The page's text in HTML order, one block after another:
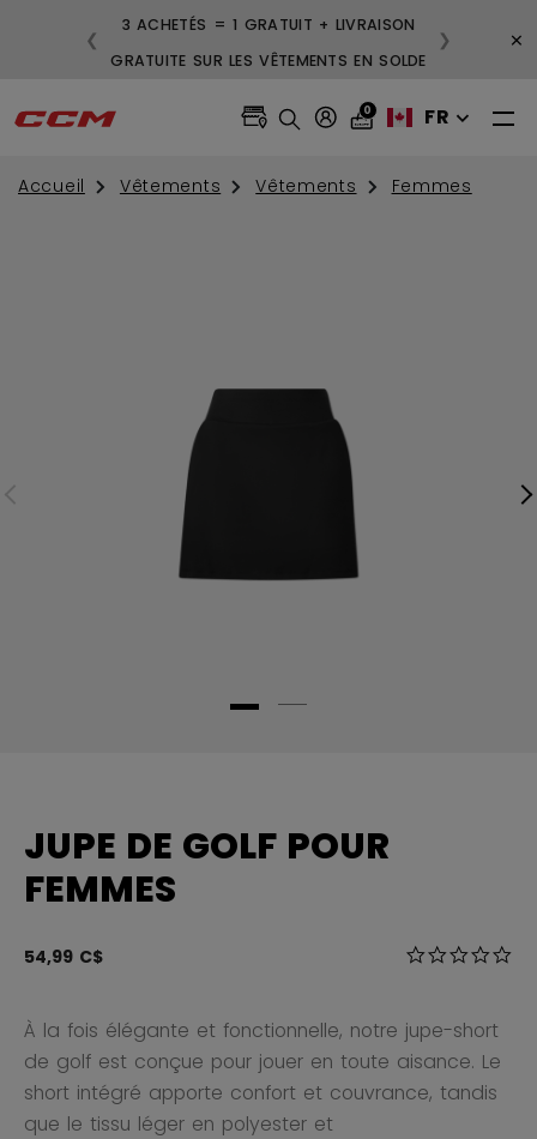
3 ACHETÉS = 1 GRATUIT + LIVRAISON
GRATUITE SUR LES VÊTEMENTS EN SOLDE
❮ ❯ ×
0 FR
Accueil Vêtements Vêtements Femmes
JUPE DE GOLF POUR
FEMMES
54,99 C$ 5 sur 5
À la fois élégante et fonctionnelle, notre jupe-short
de golf est conçue pour jouer en toute aisance. Le
short intégré apporte confort et couvrance, tandis
que le tissu léger en polyester et